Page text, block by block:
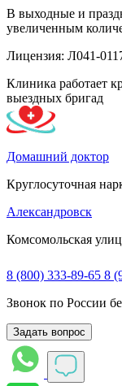
В выходные и
увеличенным
Лицензия: Л041-
Клиника работает
выездных бригад
Домашний доктор
Круглосуточная
Александровск
Комсомольская
8 (800) 333-89-65 8
Звонок по России
Задать вопрос